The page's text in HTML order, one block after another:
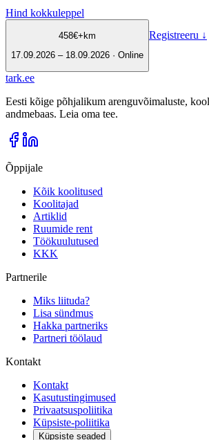
Hind kokkuleppel
458€+km
17.09.2026 – 18.09.2026 · Online
Registreeru ↓
tark.ee
Eesti kõige põhjalikum arenguvõimaluste,
andmebaas. Leia oma tee.
Õppijale
Kõik koolitused
Koolitajad
Artiklid
Ruumide rent
Töökuulutused
KKK
Partnerile
Miks liituda?
Lisa sündmus
Hakka partneriks
Partneri töölaud
Kontakt
Kontakt
Kasutustingimused
Privaatsuspoliitika
Küpsiste-poliitika
Küpsiste seaded